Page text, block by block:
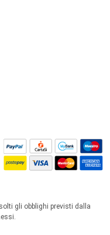
gli obblighi previsti dalla